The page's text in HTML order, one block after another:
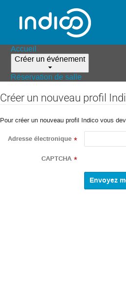
Accueil
Créer un événement
Réservation de salle
Créer un nouveau profil
Pour créer un nouveau profil Indico vous
Adresse électronique *
CAPTCHA *